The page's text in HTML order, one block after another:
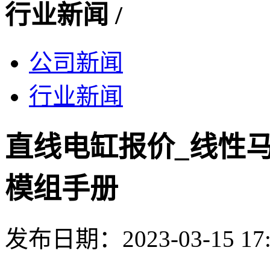
行业新闻 /
公司新闻
行业新闻
直线电缸报价_线性
模组手册
发布日期：2023-03-15